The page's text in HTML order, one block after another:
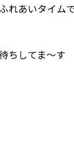
れあいタイム
ちしてま～す